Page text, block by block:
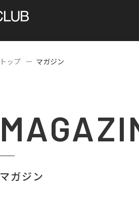
トップ マガジン
マガジン